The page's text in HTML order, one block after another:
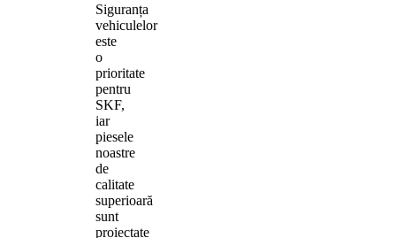
Siguranța
vehiculelor
este
o
prioritate
pentru
SKF,
iar
piesele
noastre
de
calitate
superioară
sunt
proiectate